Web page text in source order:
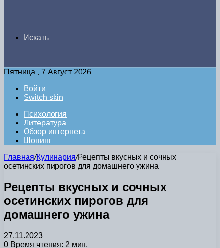
Искать
Пятница , 7 Август 2026
Войти
Switch skin
Психология
Литература
Обзор интернета
Шопинг
Главная/Кулинария/Рецепты вкусных и сочных
осетинских пирогов для домашнего ужина
Рецепты вкусных и сочных
осетинских пирогов для
домашнего ужина
27.11.2023
0 Время чтения: 2 мин.